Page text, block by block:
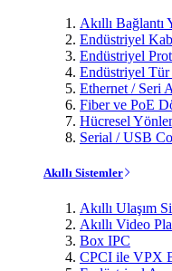
Akıllı Bağlantı
Endüstriyel
Endüstriyel
Endüstriyel Tür
Ethernet / Seri
Fiber ve PoE
Hücresel
Serial / USB
Akıllı Sistemler
Akıllı Ulaşım
Akıllı Video
Box IPC
CPCI ile VPX